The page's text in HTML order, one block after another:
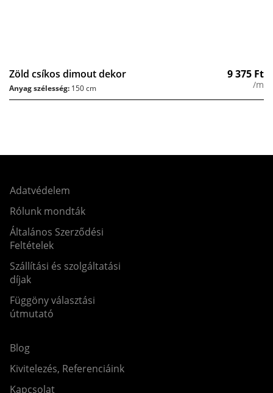
Zöld csíkos dimout dekor 9 375 Ft
/m
Anyag szélesség: 150 cm
Adatvédelem
Rólunk mondták
Általános Szerződési
Feltételek
Szállítási és szolgáltatási
díjak
Függöny választási
útmutató
Blog
Kivitelezés, Referenciáink
Kapcsolat